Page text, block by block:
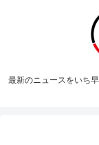
最新のニュースをいち